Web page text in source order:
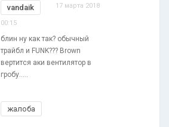
vandaik 17 марта 2018
00:15
блин ну как так? обычный
трайбл и FUNK??? Brown
вертится аки вентилятор в
гробу.....
жалоба